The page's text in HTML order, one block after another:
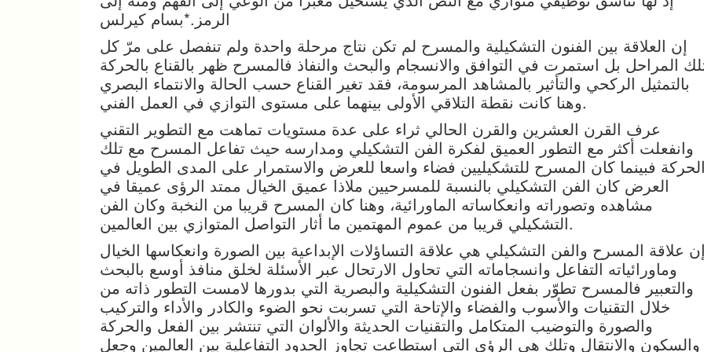
الرمز.*بسام كيرلس
إن العلاقة بين الفنون التشكيلية والمسرح لم تكن نتاج مرحلة واحدة ولم تنفصل على مرّ كل
المراحل بل استمرت في التوافق والانسجام والبحث والنفاذ فالمسرح ظهر بالقناع بالحركة
بالتمثيل الركحي والتأثير بالمشاهد المرسومة، فقد تغير القناع حسب الحالة والانتماء البصري
وهنا كانت نقطة التلاقي الأولى بينهما على مستوى التوازي في العمل الفني.
عرف القرن العشرين والقرن الحالي ثراء على عدة مستويات تماهت مع التطوير التقني
وانفعلت أكثر مع التطور العميق لفكرة الفن التشكيلي ومدارسه حيث تفاعل المسرح مع تلك
الحركة فبينما كان المسرح للتشكيليين فضاء واسعا للعرض والاستمرار على المدى الطويل في
العرض كان الفن التشكيلي بالنسبة للمسرحيين ملاذا عميق الخيال ممتد الرؤى عميقا في
مشاهده وتصوراته وانعكاساته الماورائية، وهنا كان المسرح قريبا من النخبة وكان الفن
التشكيلي قريبا من عموم المهتمين ما أثار التواصل المتوازي بين العالمين.
إن علاقة المسرح والفن التشكيلي هي علاقة التساؤلات الإبداعية بين الصورة وانعكاسها الخيال
وماورائياته التفاعل وانسجاماته التي تحاول الارتحال عبر الأسئلة لخلق منافذ أوسع بالبحث
والتعبير فالمسرح تطوّر بفعل الفنون التشكيلية والبصرية التي بدورها لامست التطور ذاته من
خلال التقنيات والأسوب والفضاء والإتاحة التي تسربت نحو الضوء والكادر والأداء والتركيب
والصورة والتوضيب المتكامل والتقنيات الحديثة والألوان التي تنتشر بين الفعل والحركة
والسكون والانتقال وتلك هي الرؤى التي استطاعت تجاوز الحدود التفاعلية بين العالمين وجعل